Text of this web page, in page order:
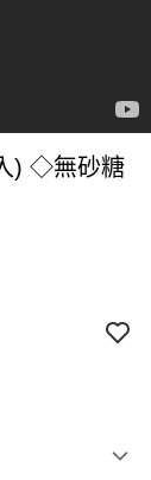
) ◇無砂糖